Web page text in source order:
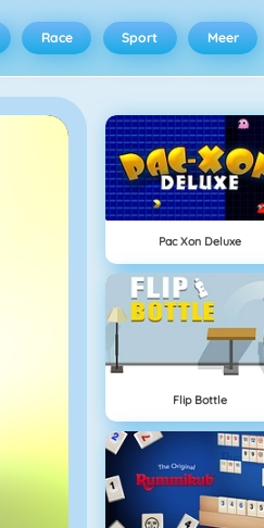
Race Sport Meer
Pac Xon Deluxe
Flip Bottle